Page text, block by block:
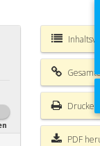
Drucken
PDF
§ 4
§ 5
§ 6
§ 7 GKaG
§ 8
§ 9 GKaG